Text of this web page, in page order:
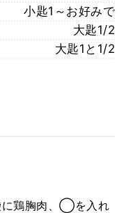
小匙1～お好みで
大匙1/2
大匙1と1/2
鶏胸肉、◯を入れ